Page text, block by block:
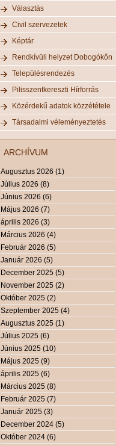
Választás
Civil szervezetek
Képtár
Rendkívüli helyzet Dobogókőn
Településrendezés
Pilisszentkereszti Hírforrás
Közérdekű adatok közzététele
Társadalmi véleményeztetés
ARCHÍVUM
Augusztus 2026 (1)
Július 2026 (8)
Június 2026 (6)
Május 2026 (7)
április 2026 (3)
Március 2026 (4)
Február 2026 (5)
Január 2026 (5)
December 2025 (5)
November 2025 (2)
Október 2025 (2)
Szeptember 2025 (4)
Augusztus 2025 (1)
Július 2025 (6)
Június 2025 (10)
Május 2025 (9)
április 2025 (6)
Március 2025 (8)
Február 2025 (7)
Január 2025 (3)
December 2024 (5)
Október 2024 (6)